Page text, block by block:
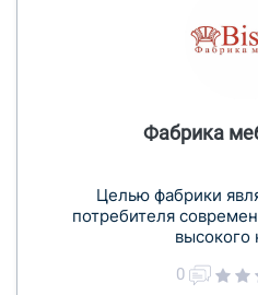
Фабрика
Целью фабрики
потребителя
высокого
0